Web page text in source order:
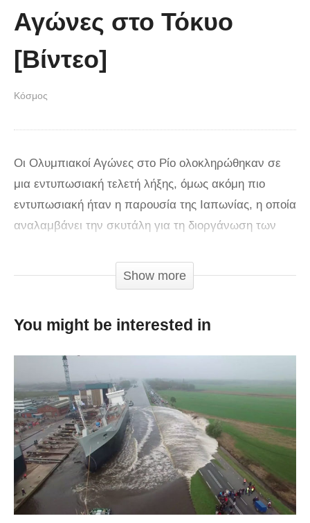
Αγώνες στο Τόκυο
[Βίντεο]
Κόσμος
Οι Ολυμπιακοί Αγώνες στο Ρίο ολοκληρώθηκαν σε
μια εντυπωσιακή τελετή λήξης, όμως ακόμη πιο
εντυπωσιακή ήταν η παρουσία της Ιαπωνίας, η οποία
αναλαμβάνει την σκυτάλη για τη διοργάνωση των
Μπαίνοντας στην 32η Ολυμπιάδα, η ανυπομονησία
γι’αυτό που θα παρουσιάσουν οι Ιάπωνες είναι ήδη
Ηλίου να παρουσίαζει μια τελετή που όμοιά της δεν
έχουμε ξανασυντήσει. Ο πρωθυπουργός της χώρας,
Σίνζο Άμπε εμφανίστηκε στην τελετή λήξης ως…
Σούπερ Μάριο και παρουσιάστηκε στο Μαρακανά
μέσω ενός σωλήνα τεχνολογίας, ο οποίος θεωρητικά
τον μετέφερε σε ελάχιστα λεπτά από το Τόκιο στο
Ρίο.
Show more
You might be interested in